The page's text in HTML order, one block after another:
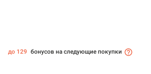
до 129 бонусов на следующие покупки